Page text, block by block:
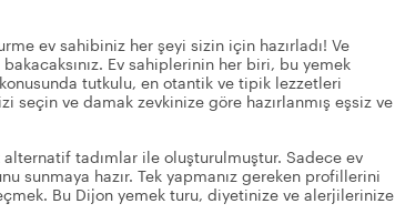
ev sahibiniz her şeyi sizin için hazırladı! Ve
Ev sahiplerinin her biri, bu yemek
tutkulu, en otantik ve tipik lezzetleri
ve damak zevkinize göre hazırlanmış eşsiz ve
tadımlar ile oluşturulmuştur. Sadece ev
sunmaya hazır. Tek yapmanız gereken profillerini
Bu Dijon yemek turu, diyetinize ve alerjilerinize